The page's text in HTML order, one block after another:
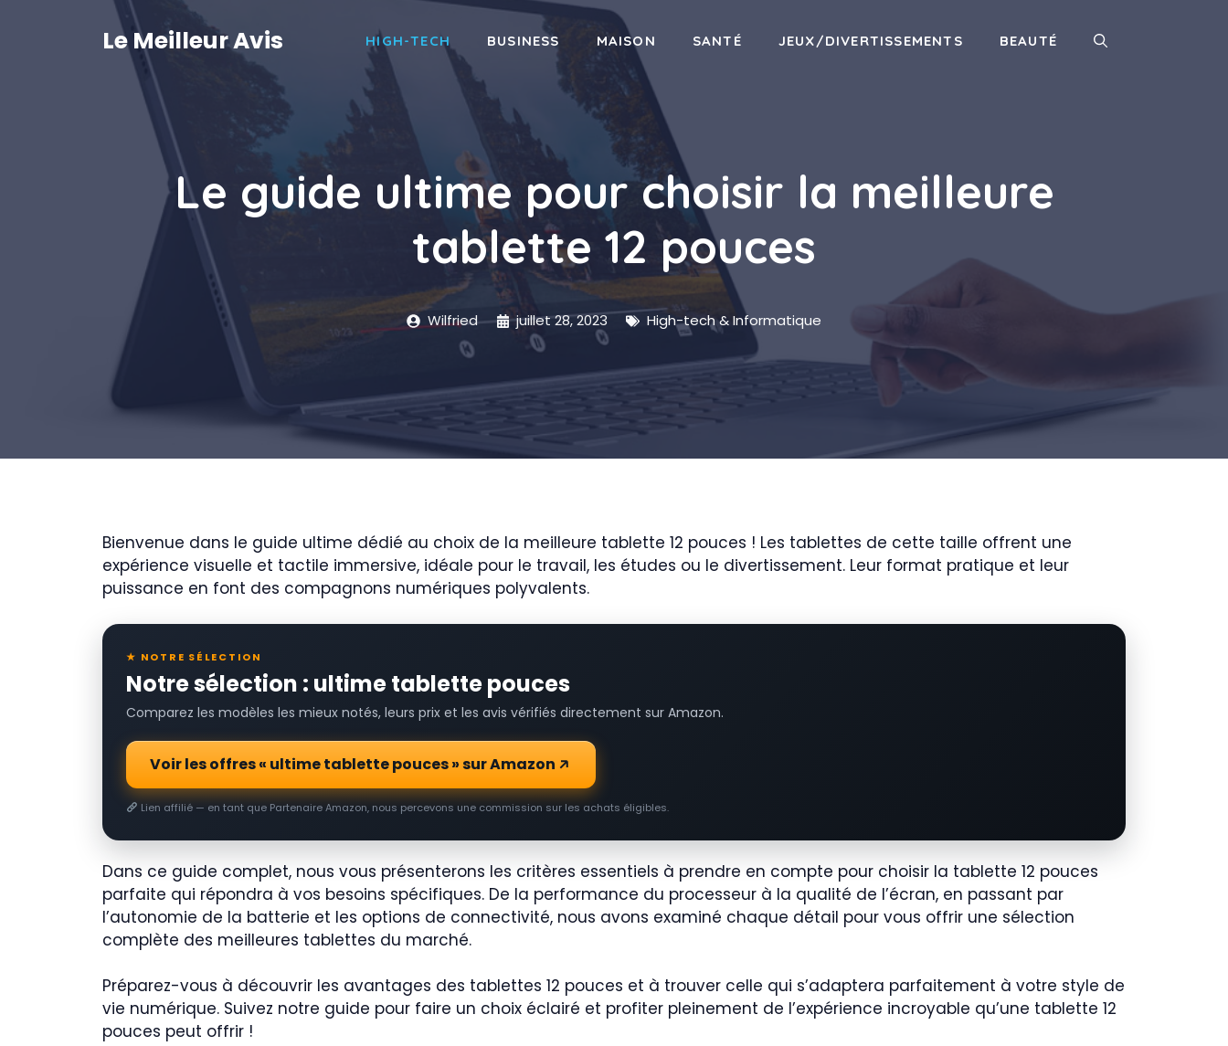
Le Meilleur Avis HIGH-TECH BUSINESS MAISON SANTÉ JEUX/DIVERTISSEMENTS BEAUTÉ
Le guide ultime pour choisir la meilleure
tablette 12 pouces
Wilfried juillet 28, 2023 High-tech & Informatique
Bienvenue dans le guide ultime dédié au choix de la meilleure tablette 12 pouces ! Les tablettes de cette taille offrent une
expérience visuelle et tactile immersive, idéale pour le travail, les études ou le divertissement. Leur format pratique et leur
puissance en font des compagnons numériques polyvalents.
★ NOTRE SÉLECTION
Notre sélection : ultime tablette pouces
Comparez les modèles les mieux notés, leurs prix et les avis vérifiés directement sur Amazon.
Voir les offres « ultime tablette pouces » sur Amazon
Lien affilié — en tant que Partenaire Amazon, nous percevons une commission sur les achats éligibles.
Dans ce guide complet, nous vous présenterons les critères essentiels à prendre en compte pour choisir la tablette 12 pouces
parfaite qui répondra à vos besoins spécifiques. De la performance du processeur à la qualité de l’écran, en passant par
l’autonomie de la batterie et les options de connectivité, nous avons examiné chaque détail pour vous offrir une sélection
complète des meilleures tablettes du marché.
Préparez-vous à découvrir les avantages des tablettes 12 pouces et à trouver celle qui s’adaptera parfaitement à votre style de
vie numérique. Suivez notre guide pour faire un choix éclairé et profiter pleinement de l’expérience incroyable qu’une tablette 12
pouces peut offrir !